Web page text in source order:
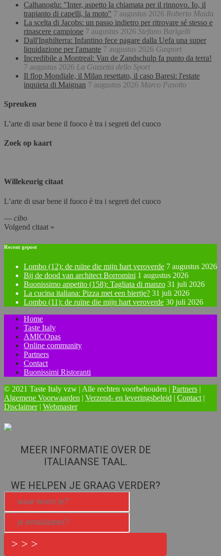
Calhanoglu: "Inter, aspetto la chiamata per il rinnovo. Io, il
trapianto di capelli, la moto" 7 augustus 2026 Roberto Maida
La scelta di Jacobs: un passo indietro per ritrovare sé stesso e
rinascere campione 7 augustus 2026 Stefano Barigelli
Dall'Inghilterra: Infantino fece pagare dalla Uefa una super
liquidazione per l'amante 7 augustus 2026 Gasport
Incredibile a Montreal: Van de Zandschulp fa punto da terra!
7 augustus 2026 La Gazzetta dello Sport
Il flop Mondiale, il Milan resettato, il caso Baresi: l'estate
inquieta di Maignan 7 augustus 2026 Marco Pasotto
Spreuken
L’arte di usar bene il fuoco è tra i segreti del cuoco
Zoek op kaart
Willekeurig citaat
L’arte di usar bene il fuoco è tra i segreti del cuoco
— cibo
Volgend citaat »
Recent gepost
Lombo (12): de ruïne die mijn hart veroverde 7 augustus 2026
Bij de dood van architect Borromini 1 augustus 2026
Buonissimo appetito (158): Tagliata di manzo 31 juli 2026
La cucina italiana: Pizza met een biertje? 31 juli 2026
Lombo (11): de ruïne die mijn hart veroverde 30 juli 2026
Home
Taste Italy
AMICOpas
Online community
Partners
Contact
Buonissimi Ristoranti
© 2021 Taste Italy vzw | Alle rechten voorbehouden | Partners |
Algemene Voorwaarden | Verzend- en leveringsbeleid | Contact |
Disclaimer| Webmaster
MEER INFORMATIE OVER DE
ITALIAANSE TAAL.
WE HELPEN JE GRAAG VERDER?
> > >